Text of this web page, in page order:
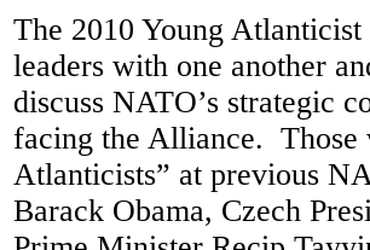
The 2010 Young
leaders with one another
discuss NATO’s strategic
facing the Alliance. Those
Atlanticists” at previous
Barack Obama, Czech